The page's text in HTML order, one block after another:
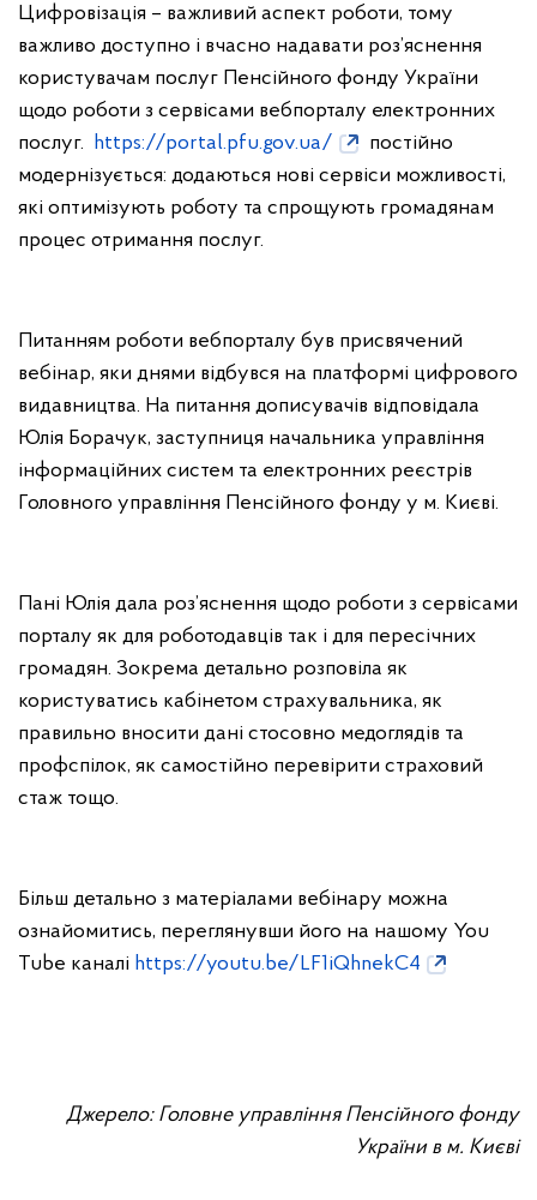
Цифровізація – важливий аспект роботи, тому
важливо доступно і вчасно надавати роз’яснення
користувачам послуг Пенсійного фонду України
щодо роботи з сервісами вебпорталу електронних
послуг.
https://portal.pfu.gov.ua/
постійно
модернізується: додаються нові сервіси можливості,
які оптимізують роботу та спрощують громадянам
процес отримання послуг.
Питанням роботи вебпорталу був присвячений
вебінар, яки днями відбувся на платформі цифрового
видавництва. На питання дописувачів відповідала
Юлія Борачук, заступниця начальника управління
інформаційних систем та електронних реєстрів
Головного управління Пенсійного фонду у м. Києві.
Пані Юлія дала роз’яснення щодо роботи з сервісами
порталу як для роботодавців так і для пересічних
громадян. Зокрема детально розповіла як
користуватись кабінетом страхувальника, як
правильно вносити дані стосовно медоглядів та
профспілок, як самостійно перевірити страховий
стаж тощо.
Більш детально з матеріалами вебінару можна
ознайомитись, переглянувши його на нашому You
Tube каналі https://youtu.be/LF1iQhnekC4
Джерело: Головне управління Пенсійного фонду
України в м. Києві